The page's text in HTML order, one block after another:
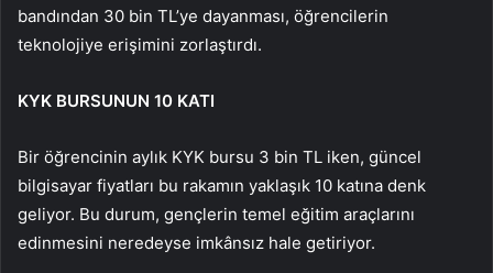
bandından 30 bin TL’ye dayanması, öğrencilerin
teknolojiye erişimini zorlaştırdı.
KYK BURSUNUN 10 KATI
Bir öğrencinin aylık KYK bursu 3 bin TL iken, güncel
bilgisayar fiyatları bu rakamın yaklaşık 10 katına denk
geliyor. Bu durum, gençlerin temel eğitim araçlarını
edinmesini neredeyse imkânsız hale getiriyor.